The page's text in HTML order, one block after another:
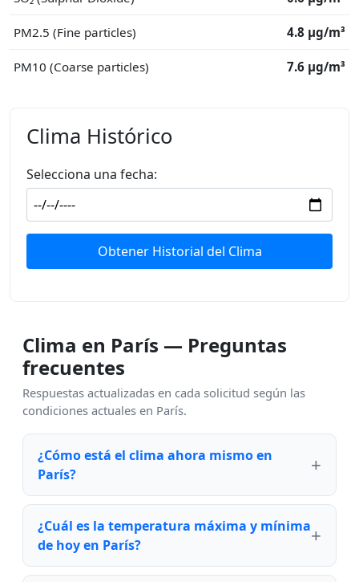
PM2.5 (Fine particles) 4.8 μg/m³
PM10 (Coarse particles) 7.6 μg/m³
Clima Histórico
Selecciona una fecha:
Obtener Historial del Clima
Clima en París — Preguntas
frecuentes
Respuestas actualizadas en cada solicitud según las
condiciones actuales en París.
¿Cómo está el clima ahora mismo en
París?
¿Cuál es la temperatura máxima y mínima
de hoy en París?